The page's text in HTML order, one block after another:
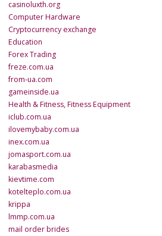
casinoluxth.org
Computer Hardware
Cryptocurrency exchange
Education
Forex Trading
freze.com.ua
from-ua.com
gameinside.ua
Health & Fitness, Fitness Equipment
iclub.com.ua
ilovemybaby.com.ua
inex.com.ua
jomasport.com.ua
karabasmedia
kievtime.com
kotelteplo.com.ua
krippa
lmmp.com.ua
mail order brides